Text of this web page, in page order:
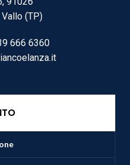
(TP)
666 6360